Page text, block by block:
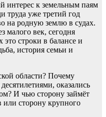
интерес к земельным паям
труда уже третий год
на родную землю в судах.
малого век, сегодня
это строки в балансе и
история семьи и
области? Почему
оказались
И чью сторону займёт
или сторону крупного